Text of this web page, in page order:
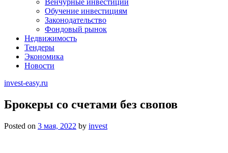
Венчурные инвестиции
Обучение инвестициям
Законодательство
Фондовый рынок
Недвижимость
Тендеры
Экономика
Новости
invest-easy.ru
Брокеры со счетами без свопов
Posted on 3 мая, 2022 by invest